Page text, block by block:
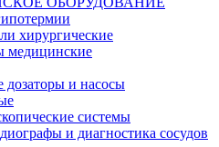
хирургические
медицинские
и насосы
системы
и диагностика сосудов